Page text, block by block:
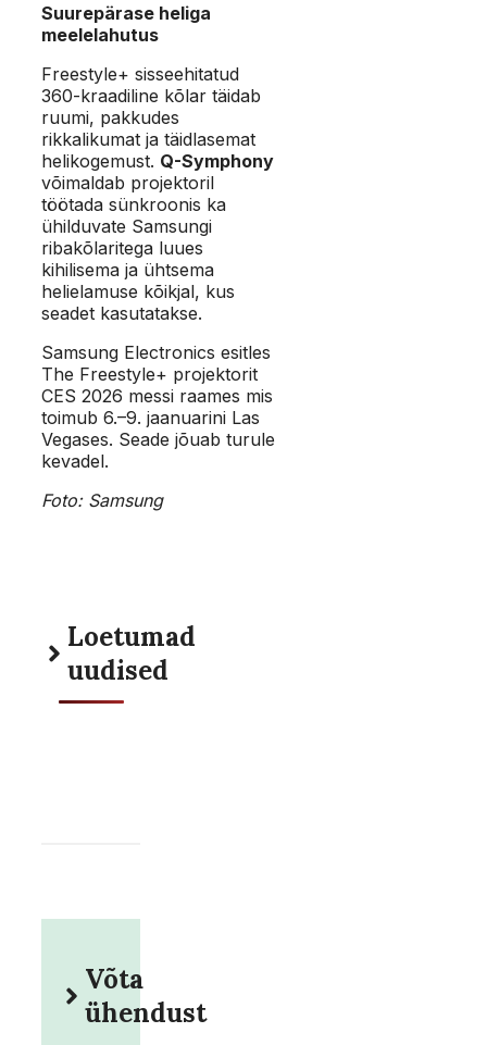
Suurepärase heliga
meelelahutus
Freestyle+ sisseehitatud
360-kraadiline kõlar täidab
ruumi, pakkudes
rikkalikumat ja täidlasemat
helikogemust. Q-Symphony
võimaldab projektoril
töötada sünkroonis ka
ühilduvate Samsungi
ribakõlaritega luues
kihilisema ja ühtsema
helielamuse kõikjal, kus
seadet kasutatakse.
Samsung Electronics esitles
The Freestyle+ projektorit
CES 2026 messi raames mis
toimub 6.–9. jaanuarini Las
Vegases. Seade jõuab turule
kevadel.
Foto: Samsung
Loetumad
uudised
Võta
ühendust